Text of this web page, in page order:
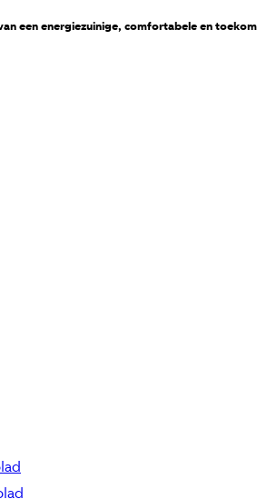
een energiezuinige, comfortabele en